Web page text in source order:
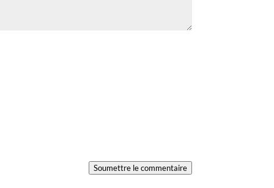
Soumettre le commentaire